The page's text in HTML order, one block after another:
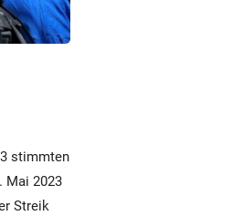
stimmten
Mai 2023
Streik